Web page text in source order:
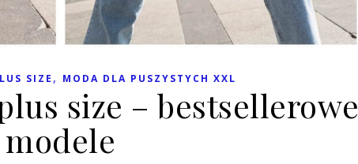
SIZE , MODA DLA PUSZYSTYCH XXL
size – bestsellerowe
modele